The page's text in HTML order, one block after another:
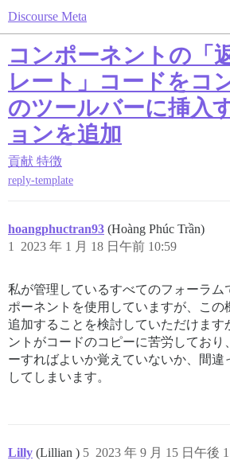
Discourse Meta
コンポーネントの「
レート」コードをコ
のツールバーに挿入
ョンを追加
貢献 特徴
reply-template
hoangphuctran93 (Hoàng Phúc Trần)
2023 年 1 月 18 日午前 10:59
1
私が管理しているすべてのフォーラム
ポーネントを使用していますが、この
追加することを検討していただけます
ントがコードのコピーに苦労しており
ーすればよいか覚えていないか、間違
してしまいます。
Lilly (Lillian ) 2023 年 9 月 15 日午後
5